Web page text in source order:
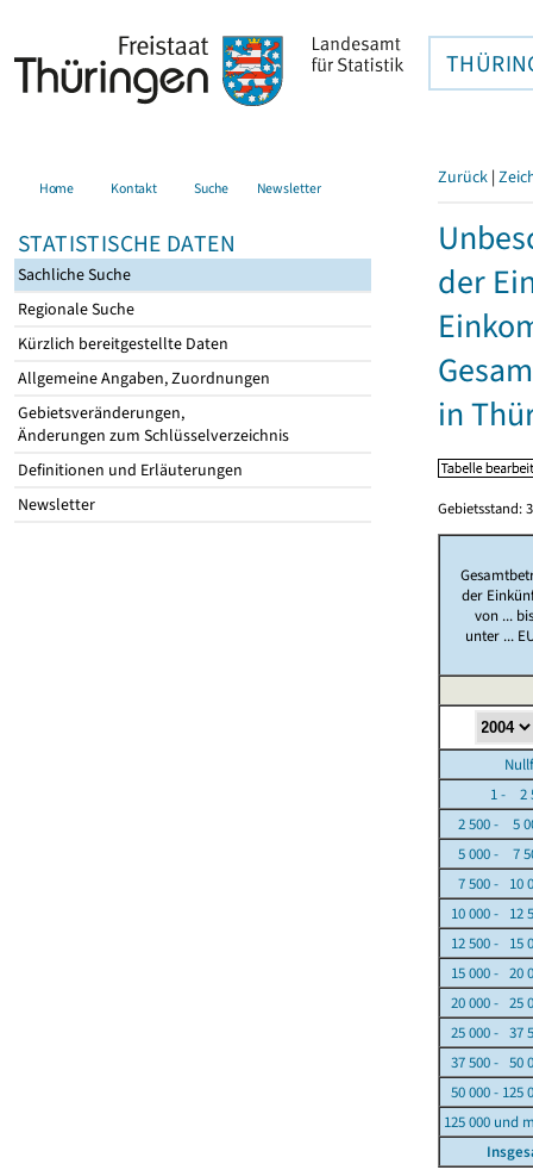
Home Kontakt Suche Newsletter
STATISTISCHE DATEN
Sachliche Suche
Regionale Suche
Kürzlich bereitgestellte Daten
Allgemeine Angaben, Zuordnungen
Gebietsveränderungen,
Änderungen zum Schlüsselverzeichnis
Definitionen und Erläuterungen
Newsletter
Zurück |
der
in
Gebietsstand:
der
von ...
unter ...
1 - 2
2 500 - 5
5 000 - 7
7 500 - 10
10 000 - 12
12 500 - 15
15 000 - 20
20 000 - 25
25 000 - 37
37 500 - 50
50 000 - 125
125 000 und